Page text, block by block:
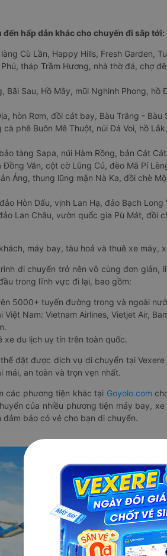
hấp dẫn khác cho chuyến đi sắp tới:
Cù Lần, Happy Hills, Fresh Garden,
Phú, tháp Trầm Hương, nhà thờ đá, chợ
Bãi Sau, Hồ Mây, mũi Nghinh Phong,
hòn Rơm, đồi cát bay, Bàu Trắng - Bàu
cà phê Buôn Mê Thuột, núi Đá Voi, hồ
tàng Sapa, núi Hàm Rồng, bản Cát
Đồng Văn, cột cờ Lũng Cú, đèo Mã Pí
Áng, thung lũng mận Nà Ka, đồi chè
Hòn Dấu, vịnh Lan Hạ, đảo Bạch
Lan Châu, vườn quốc gia Pù Mát, đồi
máy bay, tàu hoả và thuê xe máy,
di chuyển trở nên vô cùng đơn
trong lĩnh vực đi lại, bao gồm:
5000+ tuyến đường trong và ngoài
Nam: Vietnam Airlines, Vietjet Air,
xe du lịch uy tín trên toàn quốc.
đặt được dịch vụ di chuyển tại
mái, an toàn và trọn vẹn nhất.
các phương tiện khác tại Goyolo.com
của nhiều phương tiện máy bay,
bảo có vé cho bạn di chuyển.
cao,
vụ